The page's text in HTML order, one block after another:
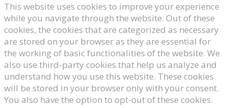
This website uses cookies to improve your experience
while you navigate through the website. Out of these
cookies, the cookies that are categorized as necessary
are stored on your browser as they are essential for
the working of basic functionalities of the website. We
also use third-party cookies that help us analyze and
understand how you use this website. These cookies
will be stored in your browser only with your consent.
You also have the option to opt-out of these cookies.